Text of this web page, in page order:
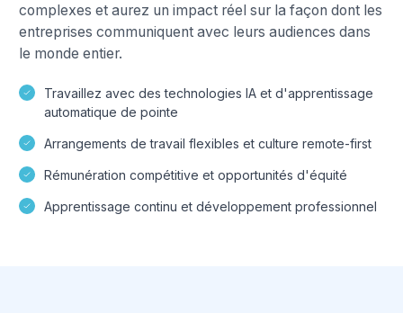
complexes et aurez un impact réel sur la façon dont les
entreprises communiquent avec leurs audiences dans
le monde entier.
Travaillez avec des technologies IA et d'apprentissage
automatique de pointe
Arrangements de travail flexibles et culture remote-first
Rémunération compétitive et opportunités d'équité
Apprentissage continu et développement professionnel